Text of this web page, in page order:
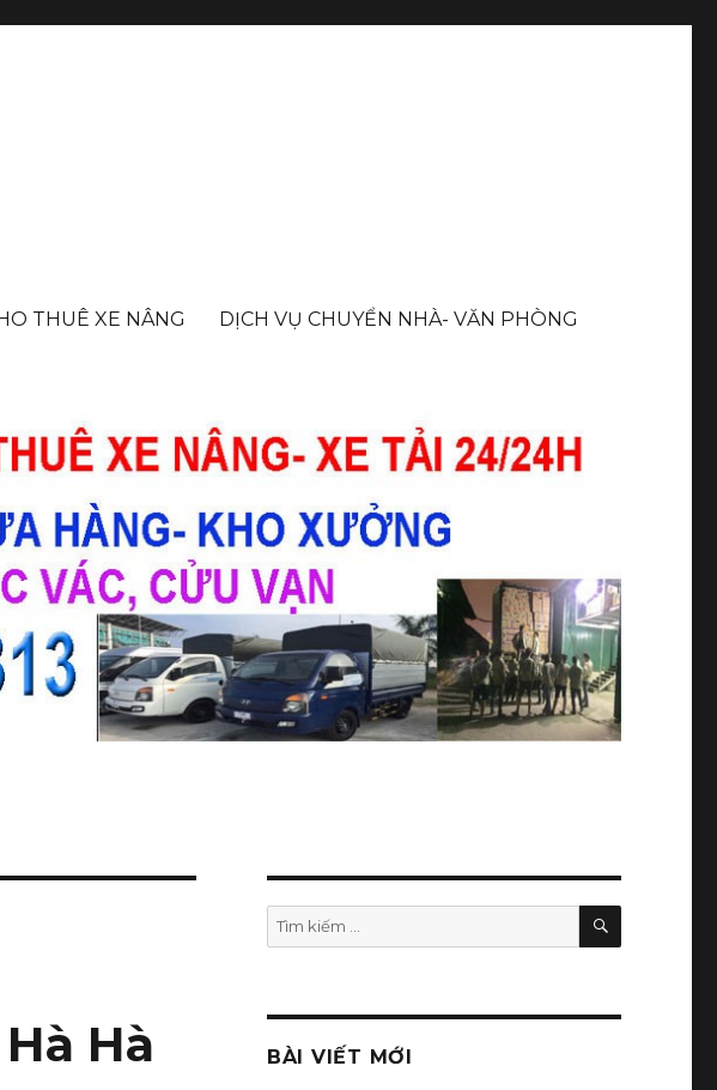
THUÊ XE NÂNG DỊCH VỤ CHUYỂN NHÀ- VĂN PHÒNG
Hà
Tìm
kiếm:
TÌM
BÀI VIẾT MỚI